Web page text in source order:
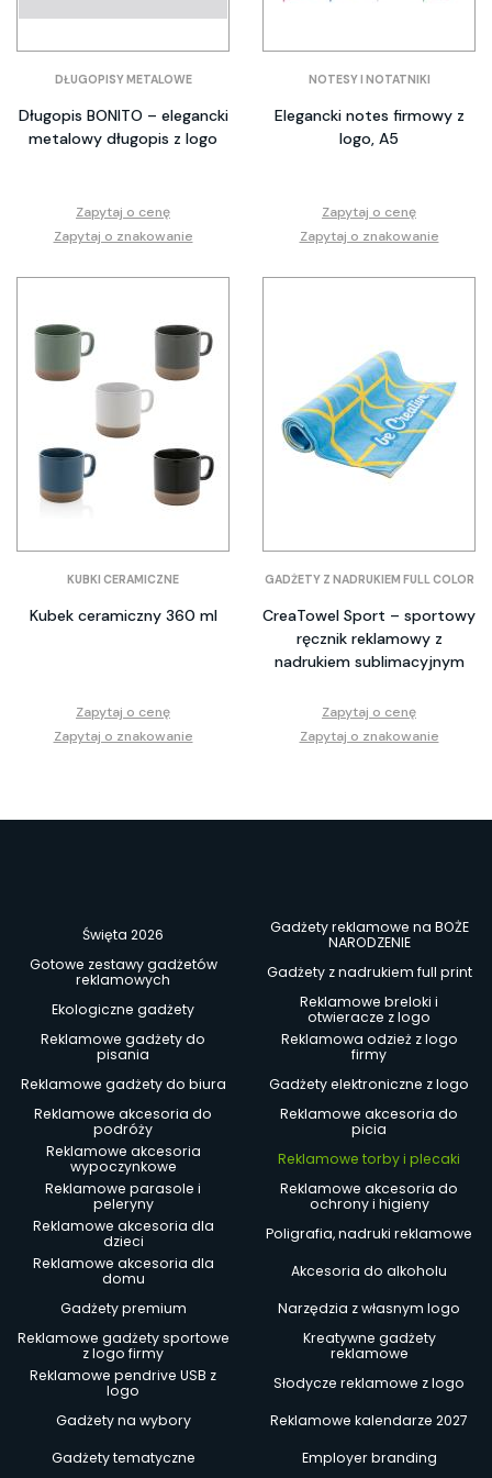
DŁUGOPISY METALOWE
Długopis BONITO – elegancki
metalowy długopis z logo
Zapytaj o cenę
Zapytaj o znakowanie
NOTESY I NOTATNIKI
Elegancki notes firmowy z
logo, A5
Zapytaj o cenę
Zapytaj o znakowanie
KUBKI CERAMICZNE
Kubek ceramiczny 360 ml
Zapytaj o cenę
Zapytaj o znakowanie
GADŻETY Z NADRUKIEM FULL COLOR
CreaTowel Sport – sportowy
ręcznik reklamowy z
nadrukiem sublimacyjnym
Zapytaj o cenę
Zapytaj o znakowanie
Święta 2026
Gadżety reklamowe na BOŻE
NARODZENIE
Gotowe zestawy gadżetów
reklamowych
Gadżety z nadrukiem full print
Ekologiczne gadżety
Reklamowe breloki i
otwieracze z logo
Reklamowe gadżety do
pisania
Reklamowa odzież z logo
firmy
Reklamowe gadżety do biura
Gadżety elektroniczne z logo
Reklamowe akcesoria do
podróży
Reklamowe akcesoria do
picia
Reklamowe akcesoria
wypoczynkowe
Reklamowe torby i plecaki
Reklamowe parasole i
peleryny
Reklamowe akcesoria do
ochrony i higieny
Reklamowe akcesoria dla
dzieci
Poligrafia, nadruki reklamowe
Reklamowe akcesoria dla
domu
Akcesoria do alkoholu
Gadżety premium
Narzędzia z własnym logo
Reklamowe gadżety sportowe
z logo firmy
Kreatywne gadżety
reklamowe
Reklamowe pendrive USB z
logo
Słodycze reklamowe z logo
Gadżety na wybory
Reklamowe kalendarze 2027
Gadżety tematyczne
Employer branding